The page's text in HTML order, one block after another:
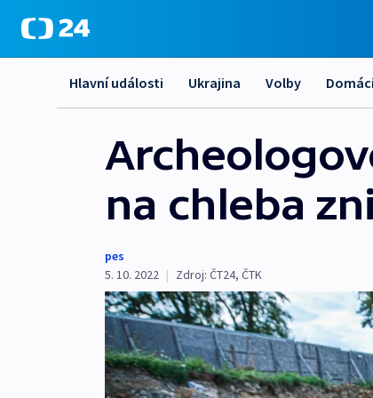
Hlavní události Ukrajina Volby
na chleba
pes
5. 10. 2022 | Zdroj: ČT24, ČTK